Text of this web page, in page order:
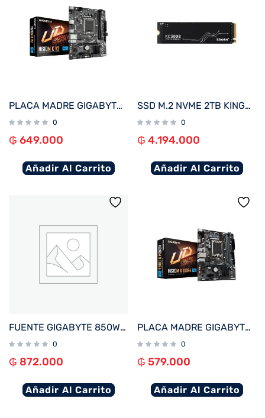
PLACA MADRE GIGABYTE 1700 H610M K V2 DDR5 S/R/HDMI/DP/M2/USB3.2/MATX
0
₲ 649.000
Añadir Al Carrito
SSD M.2 NVME 2TB KINGSTON KC3000 SKC3000D/2048G 7000/7000 PCIE 4.0
0
₲ 4.194.000
Añadir Al Carrito
FUENTE GIGABYTE 850W 80PLUS GOLD FULL MODULAR BIVOLT GP-UD850GM
0
₲ 872.000
Añadir Al Carrito
PLACA MADRE GIGABYTE 1700 H610M K DDR4 S/R/HDMI/M2/USB3.2/MATX
0
₲ 579.000
Añadir Al Carrito